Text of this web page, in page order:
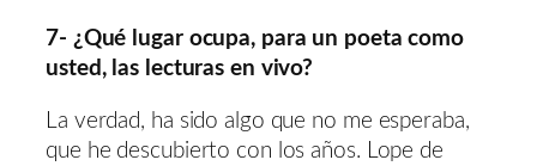
7- ¿Qué lugar ocupa, para un poeta como
usted, las lecturas en vivo?
La verdad, ha sido algo que no me esperaba,
que he descubierto con los años. Lope de